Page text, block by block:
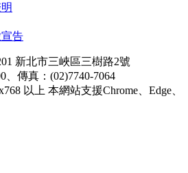
告
新北市三峽區三樹路2號
、傳真：(02)7740-7064
以上 本網站支援Chrome、Edge、